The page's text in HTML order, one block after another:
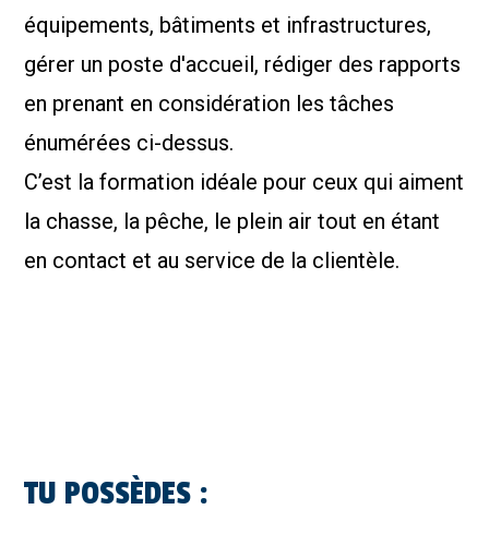
équipements, bâtiments et infrastructures,
gérer un poste d'accueil, rédiger des rapports
en prenant en considération les tâches
énumérées ci-dessus.
C’est la formation idéale pour ceux qui aiment
la chasse, la pêche, le plein air tout en étant
en contact et au service de la clientèle.
TU POSSÈDES :